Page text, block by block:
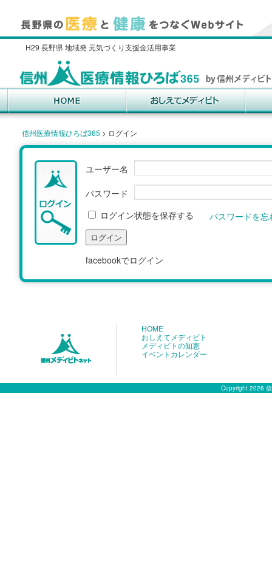
H29 長野県 地域発 元気づくり支援金活用事業
信州医療情報ひろば365 > ログイン
ユーザー名
パスワード
パスワードを
ログイン状態を保存する
facebookでログイン
HOME
おしえてメディビト
メディビトの知恵
イベントカレンダー
Copyright 2026